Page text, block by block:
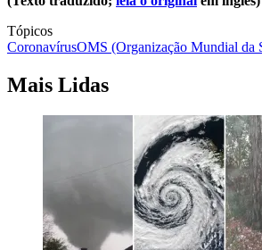
Tópicos
CoronavírusOMS (Organização Mundial da
Mais Lidas